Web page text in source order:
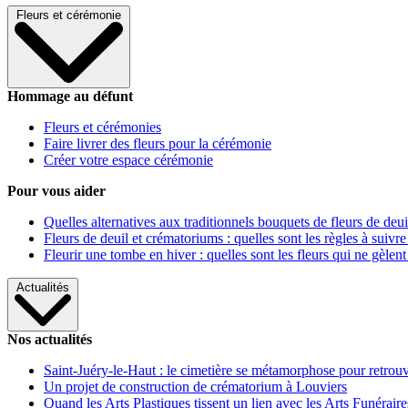
Fleurs et cérémonie
Hommage au défunt
Fleurs et cérémonies
Faire livrer des fleurs pour la cérémonie
Créer votre espace cérémonie
Pour vous aider
Quelles alternatives aux traditionnels bouquets de fleurs de
Fleurs de deuil et crématoriums : quelles sont les règles à
Fleurir une tombe en hiver : quelles sont les fleurs qui ne gèlent
Actualités
Nos actualités
Saint-Juéry-le-Haut : le cimetière se métamorphose pour
Un projet de construction de crématorium à Louviers
Quand les Arts Plastiques tissent un lien avec les Arts